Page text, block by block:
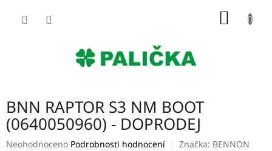
BNN RAPTOR S3 NM BOOT
(0640050960) - DOPRODEJ
Průměrné
Neohodnoceno Podrobnosti hodnocení Značka: BENNON